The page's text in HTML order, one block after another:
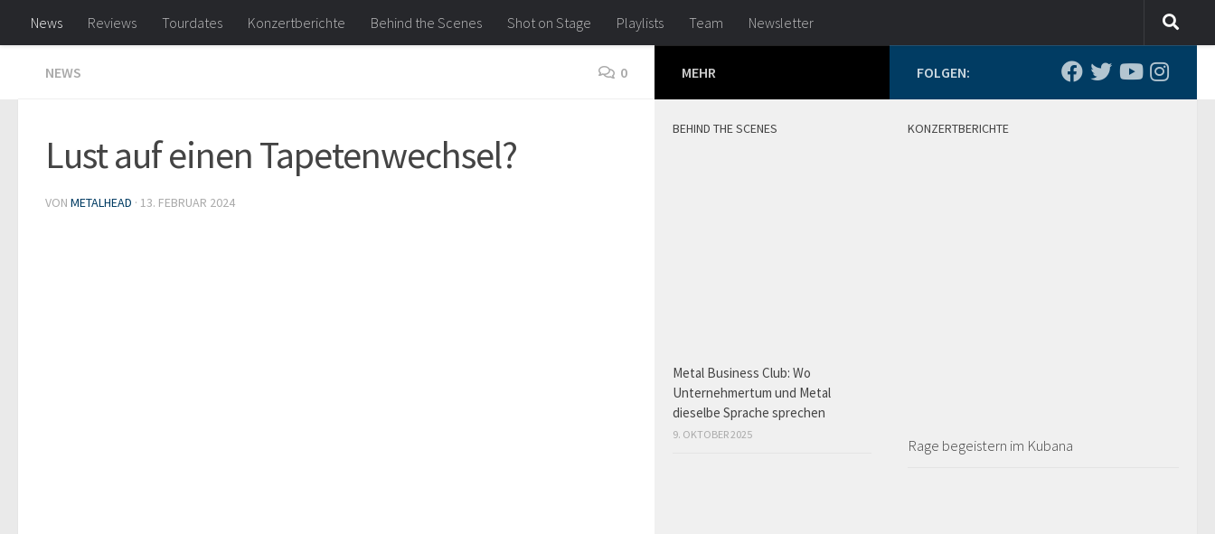
Zum Inhalt springen
News Reviews Tourdates Konzertberichte Behind the Scenes Shot on Stage Playlists Team Newsletter
NEWS 0
Lust auf einen Tapetenwechsel?
VON METALHEAD · 13. FEBRUAR 2024
FOLGEN:
KONZERTBERICHTE
Rage begeistern im Kubana
MEHR
BEHIND THE SCENES
Metal Business Club: Wo
Unternehmertum und Metal
dieselbe Sprache sprechen
9. OKTOBER 2025